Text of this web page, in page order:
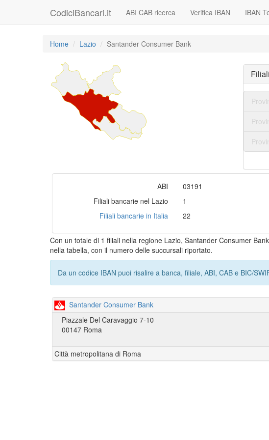
CodiciBancari.it ABI CAB ricerca Verifica IBAN IBAN
Home Lazio Santander Consumer Bank
ABI
03191
Filiali bancarie nel Lazio
1
Filiali bancarie in Italia
22
Con un totale di 1 filiali nella regione Lazio, Santander Consumer
nella tabella, con il numero delle succursali riportato.
Da un codice IBAN puoi risalire a banca, filiale, ABI, CAB e BIC/
Santander Consumer Bank
Piazzale Del Caravaggio 7-10
00147 Roma
Città metropolitana di Roma